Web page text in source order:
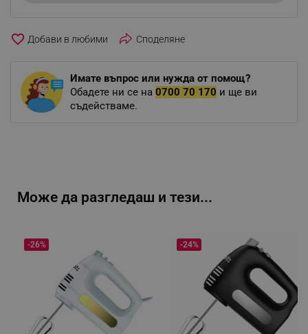
favorite_border Споделяне
Имате въпрос или нужда от помощ?
Обадете ни се на 0700 70 170 и ще ви
съдействаме.
Може да разгледаш и тези...
-26% -24%